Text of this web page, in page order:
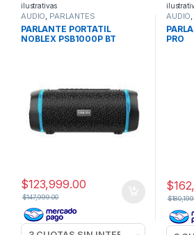
ilustrativas
AUDIO, PARLANTES
POTENCIADOS
PARLANTE PORTATIL
NOBLEX PSB1000P BT
$123,999.00
$147,999.00
AUDIO,
PRO
$
$